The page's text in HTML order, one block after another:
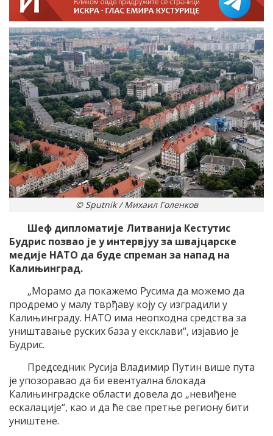
© Sputnik / Михаил Голенков
Шеф дипломатије Литванија Кестутис
Будрис позвао је у интервјуу за швајцарске
медије НАТО да буде спреман за напад на
Калињинград.
„Морамо да покажемо Русима да можемо да
продремо у малу тврђаву коју су изградили у
Калињинграду. НАТО има неопходна средства за
уништавање руских база у ексклави“, изјавио је
Будрис.
Председник Русија Владимир Путин више пута
је упозоравао да би евентуална блокада
Калињинградске области довела до „невиђене
ескалације“, као и да ће све претње региону бити
уништене.